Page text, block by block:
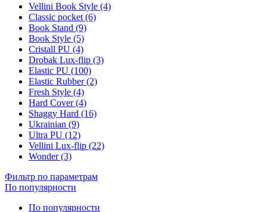
Vellini Book Style (4)
Classic pocket (6)
Book Stand (9)
Book Style (5)
Cristall PU (4)
Drobak Lux-flip (3)
Elastic PU (100)
Elastic Rubber (2)
Fresh Style (4)
Hard Cover (4)
Shaggy Hard (16)
Ukrainian (9)
Ultra PU (12)
Vellini Lux-flip (22)
Wonder (3)
Фильтр по параметрам
По популярности
По популярности